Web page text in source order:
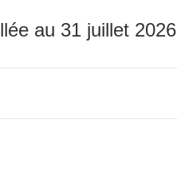
au 31 juillet 2026